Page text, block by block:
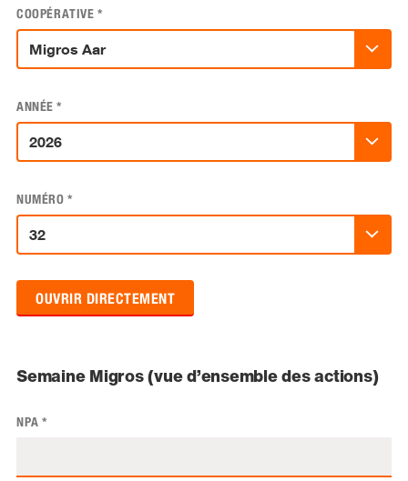
COOPÉRATIVE *
ANNÉE *
NUMÉRO *
OUVRIR DIRECTEMENT
Semaine Migros (vue d’ensemble des actions)
NPA *